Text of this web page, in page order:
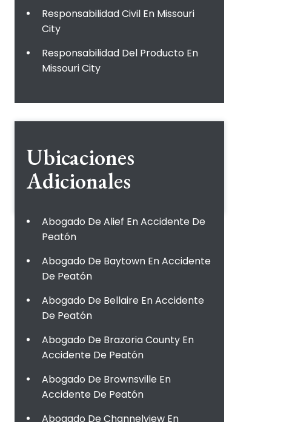
Responsabilidad Civil En Missouri
City
Responsabilidad Del Producto En
Missouri City
Ubicaciones
Adicionales
Abogado De Alief En Accidente De
Peatón
Abogado De Baytown En Accidente
De Peatón
Abogado De Bellaire En Accidente
De Peatón
Abogado De Brazoria County En
Accidente De Peatón
Abogado De Brownsville En
Accidente De Peatón
Abogado De Channelview En